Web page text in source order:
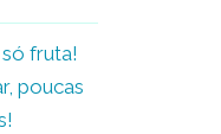
fruta!
poucas